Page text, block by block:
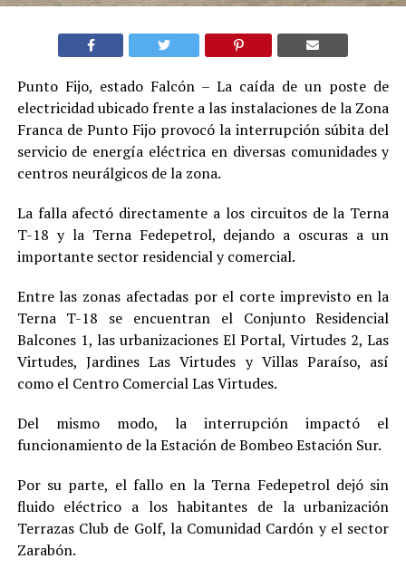
Punto Fijo, estado Falcón – La caída de un poste de
electricidad ubicado frente a las instalaciones de la Zona
Franca de Punto Fijo provocó la interrupción súbita del
servicio de energía eléctrica en diversas comunidades y
centros neurálgicos de la zona.
La falla afectó directamente a los circuitos de la Terna
T-18 y la Terna Fedepetrol, dejando a oscuras a un
importante sector residencial y comercial.
Entre las zonas afectadas por el corte imprevisto en la
Terna T-18 se encuentran el Conjunto Residencial
Balcones 1, las urbanizaciones El Portal, Virtudes 2, Las
Virtudes, Jardines Las Virtudes y Villas Paraíso, así
como el Centro Comercial Las Virtudes.
Del mismo modo, la interrupción impactó el
funcionamiento de la Estación de Bombeo Estación Sur.
Por su parte, el fallo en la Terna Fedepetrol dejó sin
fluido eléctrico a los habitantes de la urbanización
Terrazas Club de Golf, la Comunidad Cardón y el sector
Zarabón.